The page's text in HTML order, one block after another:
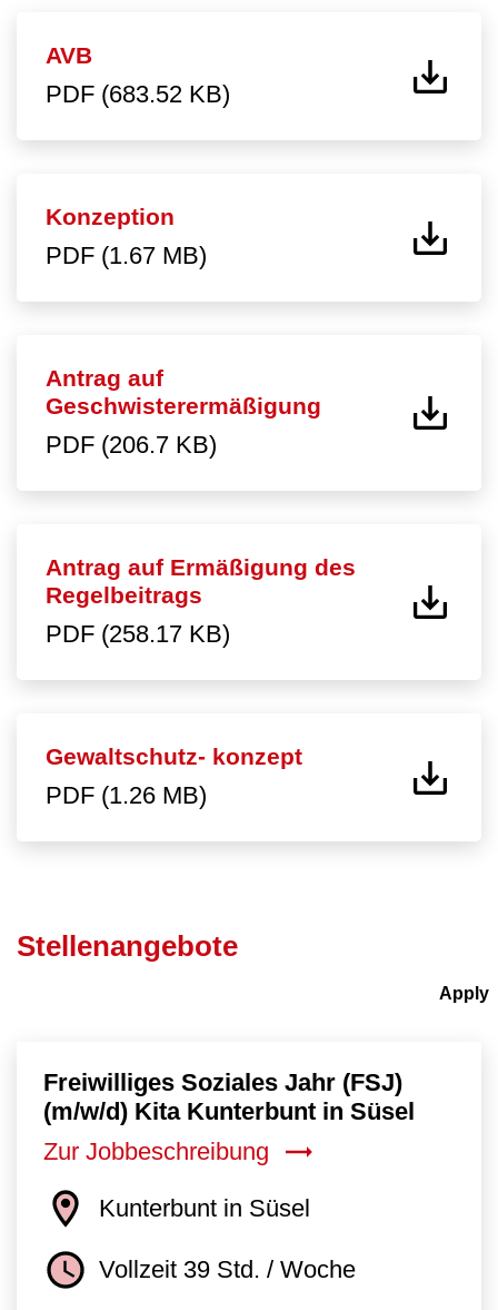
AVB
PDF (683.52 KB)
Konzeption
PDF (1.67 MB)
Antrag auf
Geschwisterermäßigung
PDF (206.7 KB)
Antrag auf Ermäßigung des
Regelbeitrags
PDF (258.17 KB)
Gewaltschutz- konzept
PDF (1.26 MB)
Stellenangebote
Freiwilliges Soziales Jahr (FSJ)
(m/w/d) Kita Kunterbunt in Süsel
Zur Jobbeschreibung
Kunterbunt in Süsel
Vollzeit 39 Std. / Woche